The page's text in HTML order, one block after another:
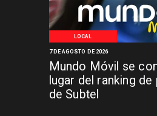
LOCAL
Mundo Móvil se
lugar del ranking
de Subtel
7 DE AGOSTO DE 2026